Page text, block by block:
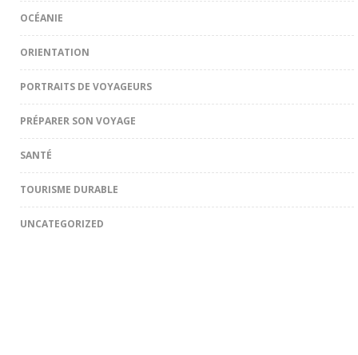
OCÉANIE
ORIENTATION
PORTRAITS DE VOYAGEURS
PRÉPARER SON VOYAGE
SANTÉ
TOURISME DURABLE
UNCATEGORIZED